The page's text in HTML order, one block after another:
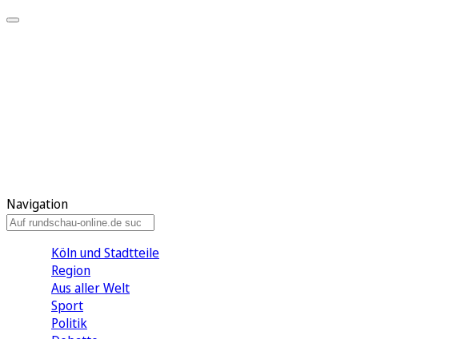
Navigation
Köln und Stadtteile
Region
Aus aller Welt
Sport
Politik